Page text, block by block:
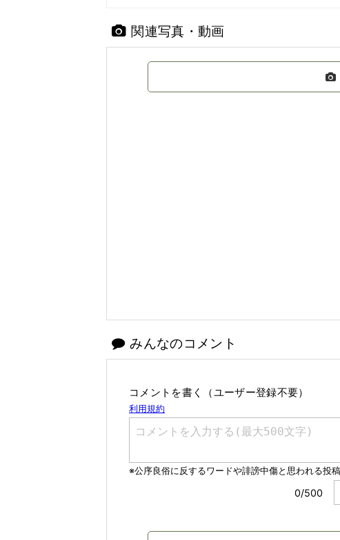
関連写真・動画
みんなのコメント
コメントを書く（ユーザー登録不要）